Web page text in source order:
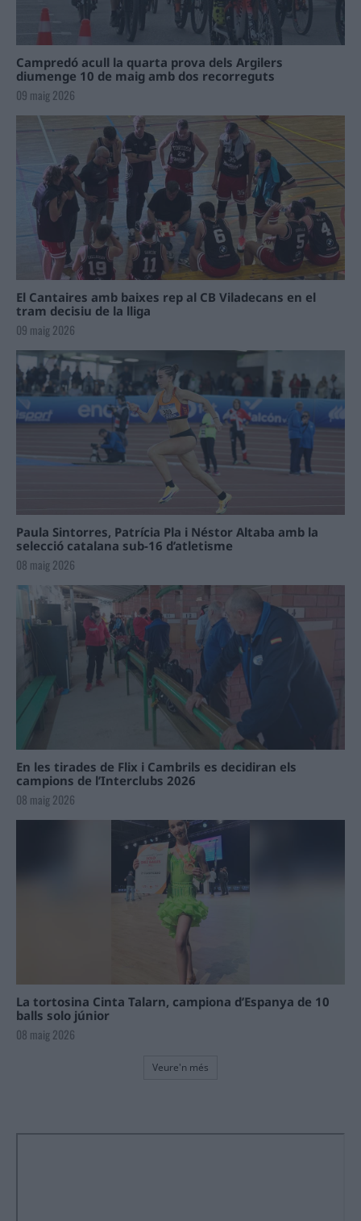
Campredó acull la quarta prova dels Argilers
diumenge 10 de maig amb dos recorreguts
09 maig 2026
El Cantaires amb baixes rep al CB Viladecans en el
tram decisiu de la lliga
09 maig 2026
Paula Sintorres, Patrícia Pla i Néstor Altaba amb la
selecció catalana sub-16 d’atletisme
08 maig 2026
En les tirades de Flix i Cambrils es decidiran els
campions de l’Interclubs 2026
08 maig 2026
La tortosina Cinta Talarn, campiona d’Espanya de 10
balls solo júnior
08 maig 2026
Veure'n més